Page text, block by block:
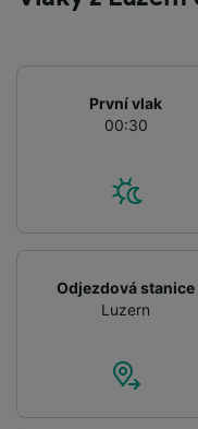
První vlak
00:30
Odjezdová stanice
Luzern
and/or access
Personalised
advertising and
audience
List of Partners